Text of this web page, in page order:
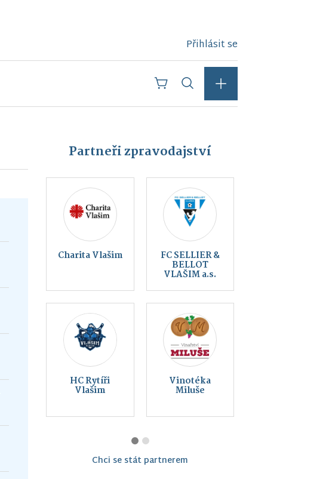
Přihlásit se
Partneři zpravodajství
Kraj Český svaz
ochránců
přírody Vlašim
Chci se stát partnerem